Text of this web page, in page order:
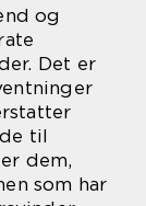
og
Det er
til
dem,
som har